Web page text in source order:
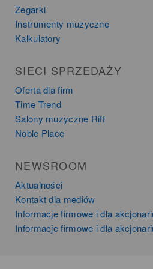
Zegarki
Instrumenty muzyczne
Kalkulatory
SIECI SPRZEDAŻY
Oferta dla firm
Time Trend
Salony muzyczne Riff
Noble Place
NEWSROOM
Aktualności
Kontakt dla mediów
Informacje firmowe i dla
Informacje firmowe i dla